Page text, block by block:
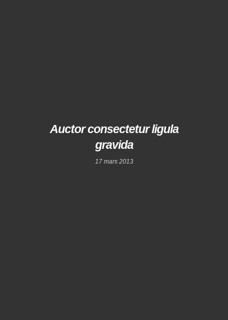
Auctor consectetur ligula
gravida
17 mars 2013